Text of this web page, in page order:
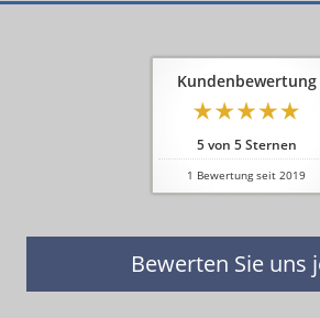
Kundenbewertung
5von 5Sternen
1 Bewertung seit 2019
Bewerten Sie uns